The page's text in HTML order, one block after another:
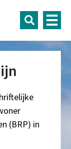
(BRP) in